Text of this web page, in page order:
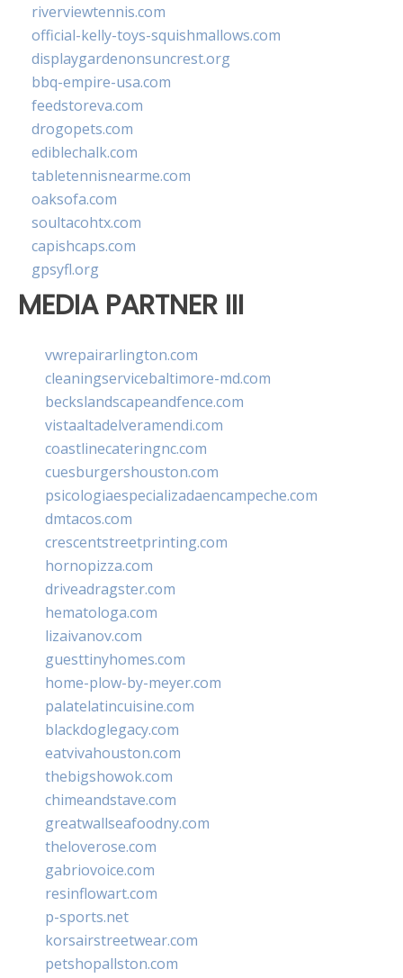
riverviewtennis.com
official-kelly-toys-squishmallows.com
displaygardenonsuncrest.org
bbq-empire-usa.com
feedstoreva.com
drogopets.com
ediblechalk.com
tabletennisnearme.com
oaksofa.com
soultacohtx.com
capishcaps.com
gpsyfl.org
MEDIA PARTNER III
vwrepairarlington.com
cleaningservicebaltimore-md.com
beckslandscapeandfence.com
vistaaltadelveramendi.com
coastlinecateringnc.com
cuesburgershouston.com
psicologiaespecializadaencampeche.com
dmtacos.com
crescentstreetprinting.com
hornopizza.com
driveadragster.com
hematologa.com
lizaivanov.com
guesttinyhomes.com
home-plow-by-meyer.com
palatelatincuisine.com
blackdoglegacy.com
eatvivahouston.com
thebigshowok.com
chimeandstave.com
greatwallseafoodny.com
theloverose.com
gabriovoice.com
resinflowart.com
p-sports.net
korsairstreetwear.com
petshopallston.com